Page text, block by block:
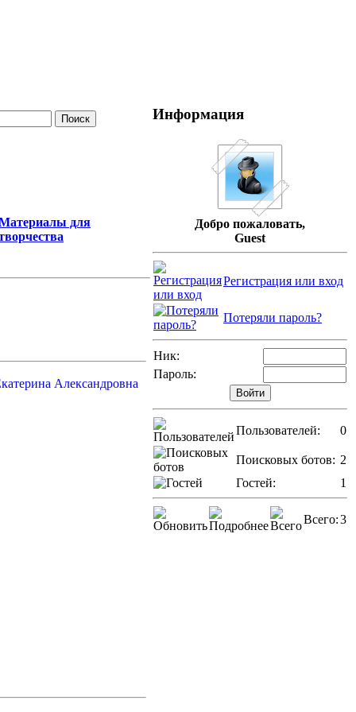
для
Информация
Добро пожаловать,
Guest
Регистрация или вход
Потеряли пароль?
Ник:
Пароль:
Пользователей: 0
Поисковых ботов: 2
Гостей:
1
Всего:3